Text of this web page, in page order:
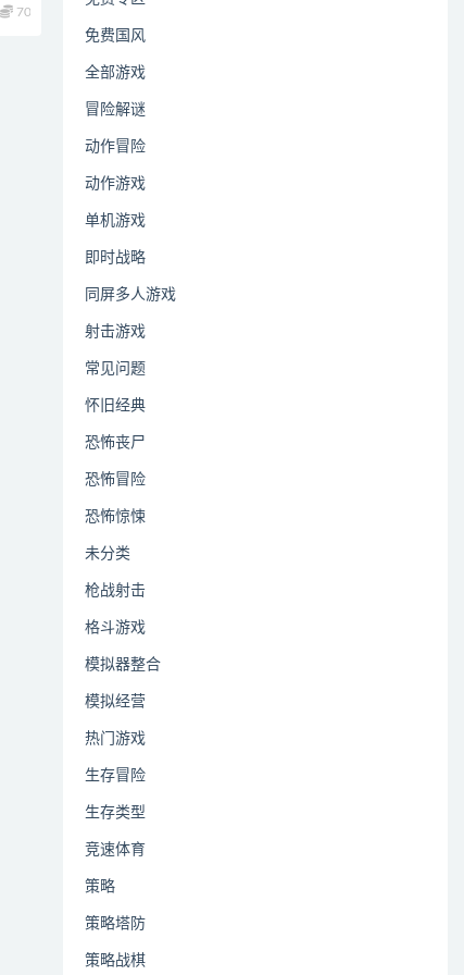
70
免费国风
全部游戏
冒险解谜
动作冒险
动作游戏
单机游戏
即时战略
同屏多人游戏
射击游戏
常见问题
怀旧经典
恐怖丧尸
恐怖冒险
恐怖惊悚
未分类
枪战射击
格斗游戏
模拟器整合
模拟经营
热门游戏
生存冒险
生存类型
竞速体育
策略
策略塔防
策略战棋